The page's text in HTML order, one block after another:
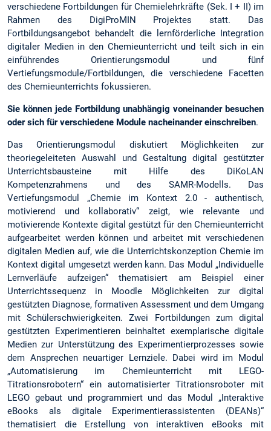
verschiedene Fortbildungen für Chemielehrkräfte (Sek. I + II) im
Rahmen des DigiProMIN Projektes statt. Das
Fortbildungsangebot behandelt die lernförderliche Integration
digitaler Medien in den Chemieunterricht und teilt sich in ein
einführendes Orientierungsmodul und fünf
Vertiefungsmodule/Fortbildungen, die verschiedene Facetten
des Chemieunterrichts fokussieren.
Sie können jede Fortbildung unabhängig voneinander besuchen
oder sich für verschiedene Module nacheinander einschreiben.
Das Orientierungsmodul diskutiert Möglichkeiten zur
theoriegeleiteten Auswahl und Gestaltung digital gestützter
Unterrichtsbausteine mit Hilfe des DiKoLAN
Kompetenzrahmens und des SAMR-Modells. Das
Vertiefungsmodul „Chemie im Kontext 2.0 - authentisch,
motivierend und kollaborativ“ zeigt, wie relevante und
motivierende Kontexte digital gestützt für den Chemieunterricht
aufgearbeitet werden können und arbeitet mit verschiedenen
digitalen Medien auf, wie die Unterrichtskonzeption Chemie im
Kontext digital umgesetzt werden kann. Das Modul „Individuelle
Lernverläufe aufzeigen“ thematisiert am Beispiel einer
Unterrichtssequenz in Moodle Möglichkeiten zur digital
gestützten Diagnose, formativen Assessment und dem Umgang
mit Schülerschwierigkeiten. Zwei Fortbildungen zum digital
gestützten Experimentieren beinhaltet exemplarische digitale
Medien zur Unterstützung des Experimentierprozesses sowie
dem Ansprechen neuartiger Lernziele. Dabei wird im Modul
„Automatisierung im Chemieunterricht mit LEGO-
Titrationsrobotern“ ein automatisierter Titrationsroboter mit
LEGO gebaut und programmiert und das Modul „Interaktive
eBooks als digitale Experimentierassistenten (DEANs)“
thematisiert die Erstellung von interaktiven eBooks mit